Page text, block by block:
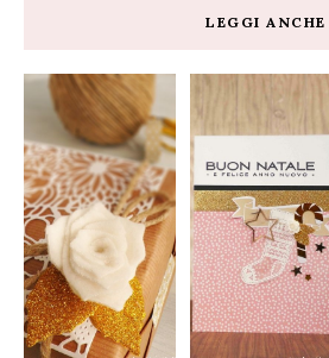
LEGGI ANCHE